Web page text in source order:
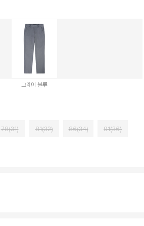
그레이 블루
78(31) 81(32) 86(34) 91(36)